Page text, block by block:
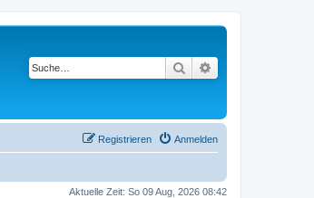
Suche
Anmelden
Registrieren
Aktuelle Zeit: So 09 Aug, 2026 08:42